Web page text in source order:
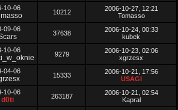
10-06
10212
2006-10-27, 12:21
Tomasso
09-06
37638
2006-10-24, 00:33
kubek
10-06
9279
2006-10-23, 02:06
xgrzesx
04-06
15333
2006-10-21, 17:56
USAGI
10-06
d0ti 263187
2006-10-21, 02:54
Kapral